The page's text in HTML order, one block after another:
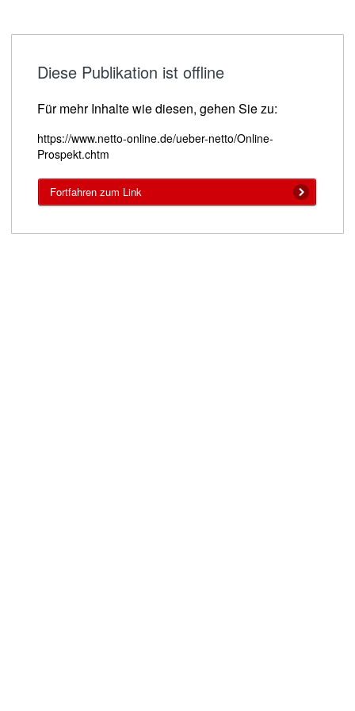
Diese Publikation ist offline
Für mehr Inhalte wie diesen, gehen Sie zu:
https://www.netto-online.de/ueber-netto/Online-
Prospekt.chtm
Fortfahren zum Link